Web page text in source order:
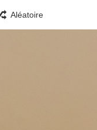
Aléatoire